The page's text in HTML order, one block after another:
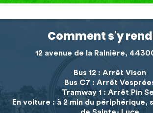
Comment s'y
12 avenue de la Rainière,
Bus 12 : Arrêt Vison
Bus C7 : Arrêt
Tramway 1 : Arrêt Pin
En voiture : à 2 min du périphérique,